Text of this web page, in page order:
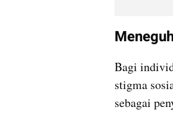
Bagi
stigma
sebagai